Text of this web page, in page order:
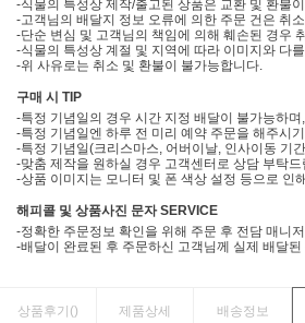
-식물의 특성상 제작/출고된 상품은 교환 및 환불
-고객님의 배달지 정보 오류에 의한 주문 건은 취
-단순 변심 및 고객님의 책임에 의해 훼손된 경우
-식물의 특성상 계절 및 지역에 따라 이미지와 다
-위 사유로는 취소 및 환불이 불가능합니다.
구매 시 TIP
-특정 기념일의 경우 시간 지정 배달이 불가능하
-특정 기념일엔 하루 전 미리 예약 주문을 해주시
-특정 기념일(크리스마스, 어버이날, 인사이동 기
-맞춤 제작을 원하실 경우 고객센터로 상담 부탁드
-상품 이미지는 모니터 및 폰 색상 설정 등으로 인
해피콜 및 상품사진 문자 SERVICE
-정확한 주문정보 확인을 위해 주문 후 전담 매니
-배달이 완료된 후 주문하신 고객님께 실제 배달
상품후기() 제품상세 배송정보